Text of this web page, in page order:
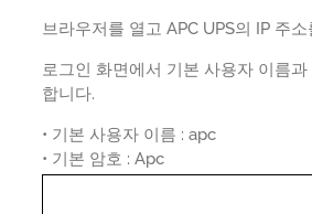
브라우저를 열고 APC UPS의 IP 주
로그인 화면에서 기본 사용자 이름
합니다.
• 기본 사용자 이름 : apc
• 기본 암호 : Apc